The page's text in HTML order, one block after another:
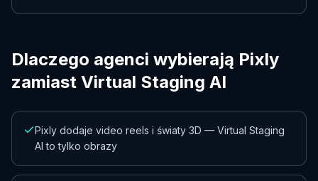
Dlaczego agenci wybierają Pixly
zamiast Virtual Staging AI
Pixly dodaje video reels i światy 3D — Virtual Staging
AI to tylko obrazy